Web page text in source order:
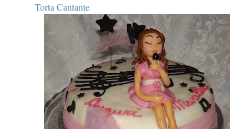
Torta Cantante